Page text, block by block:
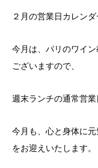
２月の営業日カレンダ
今月は、パリのワイ
ございますので、
週末ランチの通常営業
今月も、心と身体に
をお迎えいたします。